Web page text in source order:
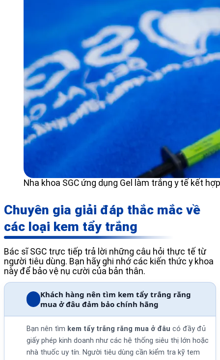
Nha khoa SGC ứng dụng Gel làm trắng y tế kết
Chuyên gia giải đáp thắc mắc về
các loại kem tẩy trắng
Bác sĩ SGC trực tiếp trả lời những câu hỏi thực tế từ
người tiêu dùng. Bạn hãy ghi nhớ các kiến thức y khoa
này để bảo vệ nụ cười của bản thân.
Khách hàng nên tìm kem tẩy trắng răng
mua ở đâu đảm bảo chính hãng
Bạn nên tìm kem tẩy trắng răng mua ở đâu có đầy đủ
giấy phép kinh doanh như các hệ thống siêu thị lớn hoặc
nhà thuốc uy tín. Người tiêu dùng cần kiểm tra kỹ tem